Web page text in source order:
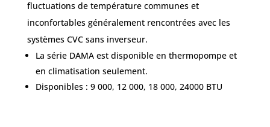
fluctuations de température communes et
inconfortables généralement rencontrées avec les
systèmes CVC sans inverseur.
La série DAMA est disponible en thermopompe et
en climatisation seulement.
Disponibles : 9 000, 12 000, 18 000, 24000 BTU